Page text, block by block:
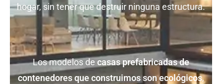
hogar, sin tener que destruir ninguna estructura.
Los modelos de casas prefabricadas de
contenedores que construimos son ecológicos,